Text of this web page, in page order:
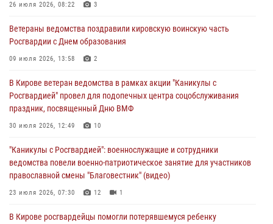
митинге в честь Дня воздушно-десантных войск
03 августа 2026, 08:45
магазина
02 августа 2026, 07:00
1 августа – День дежурной службы войск национальной гвардии
01 августа 2026, 09:39
26 июля 2026, 08:22 3
Ветераны ведомства поздравили кировскую воинскую часть
Росгвардии с Днем образования
09 июля 2026, 13:58 2
В Кирове ветеран ведомства в рамках акции "Каникулы с
Росгвардией" провел для подопечных центра соцобслуживания
праздник, посвященный Дню ВМФ
30 июля 2026, 12:49 10
"Каникулы с Росгвардией": военнослужащие и сотрудники
ведомства повели военно-патриотическое занятие для участников
православной смены "Благовестник" (видео)
23 июля 2026, 07:30 12 1
В Кирове росгвардейцы помогли потерявшемуся ребенку